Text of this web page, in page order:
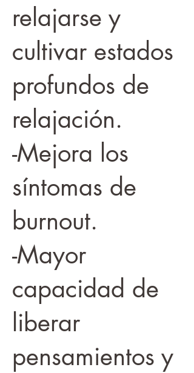
relajarse y
cultivar estados
profundos de
relajación.
-Mejora los
síntomas de
burnout.
-Mayor
capacidad de
liberar
pensamientos y